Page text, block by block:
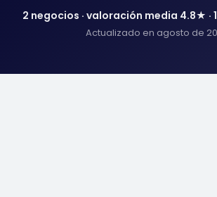
2 negocios · valoración media 4.8★ ·
Actualizado en agosto de